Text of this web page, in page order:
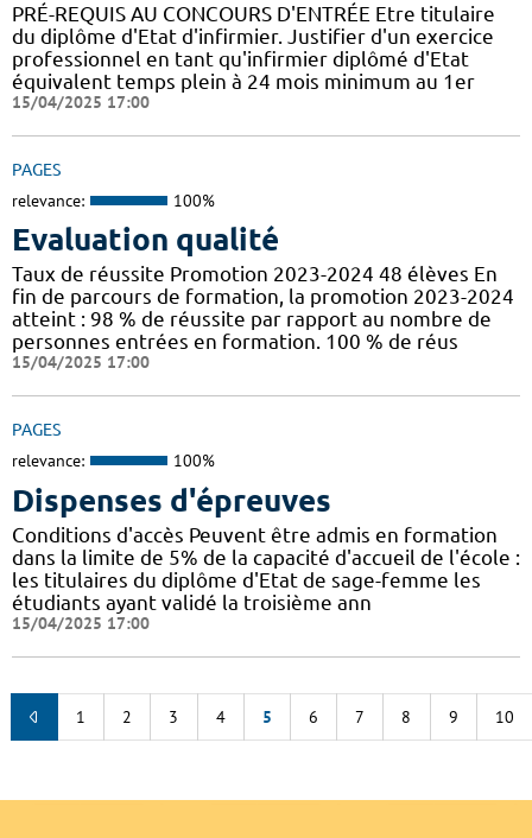
PRÉ-REQUIS AU CONCOURS D'ENTRÉE Etre titulaire
du diplôme d'Etat d'infirmier. Justifier d'un exercice
professionnel en tant qu'infirmier diplômé d'Etat
équivalent temps plein à 24 mois minimum au 1er
15/04/2025 17:00
PAGES
relevance: 100%
Evaluation qualité
Taux de réussite Promotion 2023-2024 48 élèves En
fin de parcours de formation, la promotion 2023-2024
atteint : 98 % de réussite par rapport au nombre de
personnes entrées en formation. 100 % de réus
15/04/2025 17:00
PAGES
relevance: 100%
Dispenses d'épreuves
Conditions d'accès Peuvent être admis en formation
dans la limite de 5% de la capacité d'accueil de l'école :
les titulaires du diplôme d'Etat de sage-femme les
étudiants ayant validé la troisième ann
15/04/2025 17:00
1 2 3 4 5 6 7 8 9 10